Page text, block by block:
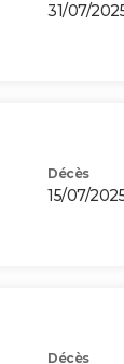
31/07/
Décès
15/07/
Décès